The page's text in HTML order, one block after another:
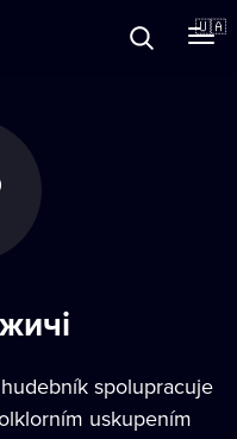
🇺🇦
spolupracuje
uskupením